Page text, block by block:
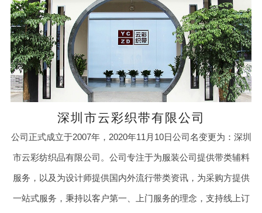
深圳市云彩织带有限公司
公司正式成立于2007年，2020年11月10日公司名变更为：深圳
市云彩纺织品有限公司。公司专注于为服装公司提供带类辅料
服务，以及为设计师提供国内外流行带类资讯，为采购方提供
一站式服务，秉持以客户第一、上门服务的理念，支持线上订